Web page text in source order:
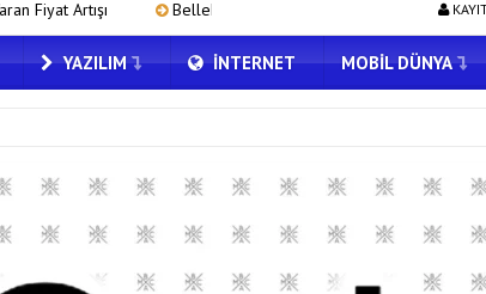
Bellek Pazarında Yeni Dönem: HP ve Asus Çinli Tedarikçilere
YAZILIM İNTERNET MOBIL DÜNYA